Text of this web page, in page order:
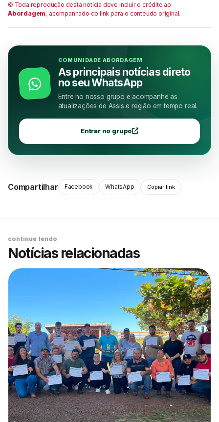
© Toda reprodução desta notícia deve incluir o crédito ao
Abordagem, acompanhado do link para o conteúdo original.
COMUNIDADE ABORDAGEM
As principais notícias direto
no seu WhatsApp
Entre no nosso grupo e acompanhe as
atualizações de Assis e região em tempo real.
Entrar no grupo
Compartilhar Facebook WhatsApp Copiar link
continue lendo
Notícias relacionadas